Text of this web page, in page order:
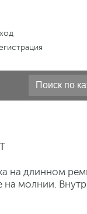
на длинном
молнии.